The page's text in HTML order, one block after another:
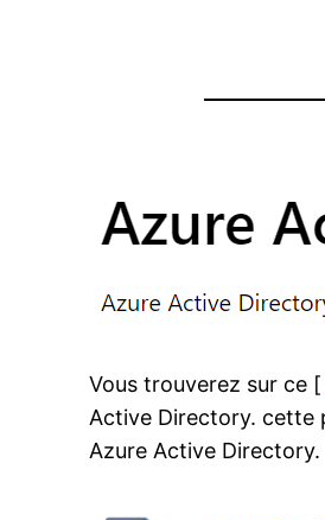
Vous trouverez sur ce [
Active Directory. cette
Azure Active Directory.